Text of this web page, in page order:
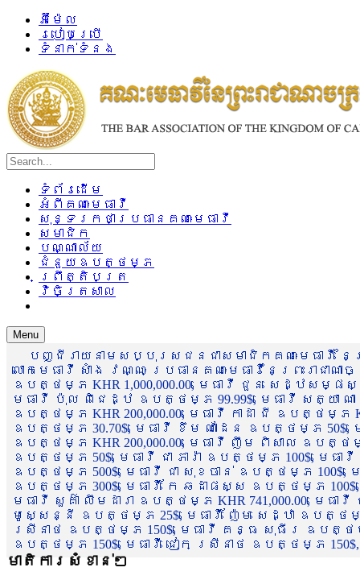
អ៊ីម៉ែល
របៀបប្រើ
ទំនាក់ទំនង
ទំព័រដើម
អំពីគណៈមេធាវី
សុន្ទរកថាប្រធានគណៈមេធាវី
សមាជិក
បណ្ណាល័យ
ជំនួយឧបត្ថម្ភ
ព្រឹត្តិបត្រ
វិចិត្រសាល
Menu
បញ្ជីរាយនាមសប្បុរសជនជាសមាជិកគណៈមេធាវី
លោកមេធាវី សាំង វណ្ណៈ ប្រធានគណៈមេធាវីនៃព្រះរា
ឧបត្ថម្ភ KHR 1,000,000.00, មេធាវី ជួន សេដ្ឋស
មេធាវី ប៉ុល ពិជេដ្ឋ ឧបត្ថម្ភ 99.99$, មេធាវី សត្យា ណ
ឧបត្ថម្ភ KHR 200,000.00, មេធាវី កាដា ជី ឧបត្ថម្ភ
ឧបត្ថម្ភ 30.70$, មេធាវី ខឹម ណាដែន ឧបត្ថម្ភ 50$,
ឧបត្ថម្ភ KHR 200,000.00, មេធាវី ញឹម ពិសាល ឧបត្ថ
ឧបត្ថម្ភ 50$, មេធាវី ជា ភារ៉ា ឧបត្ថម្ភ 100$, មេ
ឧបត្ថម្ភ 500$, មេធាវី ជា សុខចាន់ ឧបត្ថម្ភ
ឧបត្ថម្ភ 300$, មេធាវី កែ ឆដាផស្ស ឧបត្ថម្ភ
មេធាវី សួគ៌ា លឹមដារា ឧបត្ថម្ភ KHR 741,000.00, មេ
មូសេ្សន្នី ឧបត្ថម្ភ 25$, មេធាវី ញ៉ែម សេដ្ឋា ឧបត្ថ
ស្រីនាថ ឧបត្ថម្ភ 150$, មេធាវី គន្ធ សុធីរ ឧបត្ថម្ភ
ឧបត្ថម្ភ 150$, មេធាវី ជៀក ស្រីនាថ ឧបត្ថម្ភ 150$,
មាតិការសំខាន់ៗ